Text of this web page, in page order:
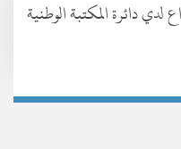
لدي دائرة المكتبة الوطنية